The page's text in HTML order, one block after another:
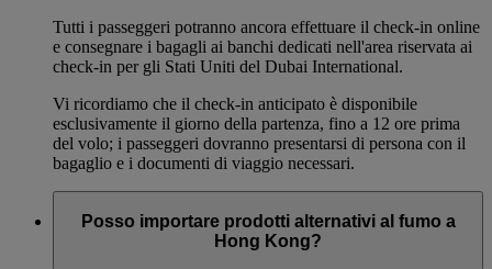
Tutti i passeggeri potranno ancora effettuare il check-in online
e consegnare i bagagli ai banchi dedicati nell'area riservata ai
check-in per gli Stati Uniti del Dubai International.
Vi ricordiamo che il check-in anticipato è disponibile
esclusivamente il giorno della partenza, fino a 12 ore prima
del volo; i passeggeri dovranno presentarsi di persona con il
bagaglio e i documenti di viaggio necessari.
Posso importare prodotti alternativi al fumo a
Hong Kong?